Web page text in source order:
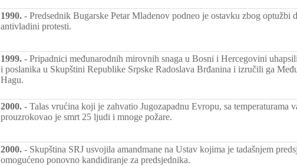
1990. - Predsednik Bugarske Petar Mladenov podneo je ostavku zbog optužbi
antivladini protesti.
1999. - Pripadnici međunarodnih mirovnih snaga u Bosni i Hercegovini
i poslanika u Skupštini Republike Srpske Radoslava Brđanina i izručili ga
Hagu.
2000. - Talas vrućina koji je zahvatio Jugozapadnu Evropu, sa temperaturama
prouzrokovao je smrt 25 ljudi i mnoge požare.
2000. - Skupština SRJ usvojila amandmane na Ustav kojima je tadašnjem
omogućeno ponovno kandidiranje za predsjednika.